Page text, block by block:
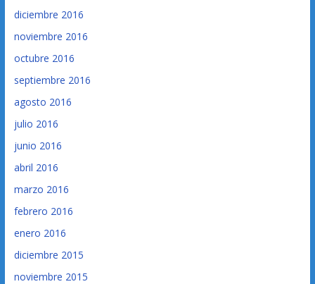
diciembre 2016
noviembre 2016
octubre 2016
septiembre 2016
agosto 2016
julio 2016
junio 2016
abril 2016
marzo 2016
febrero 2016
enero 2016
diciembre 2015
noviembre 2015